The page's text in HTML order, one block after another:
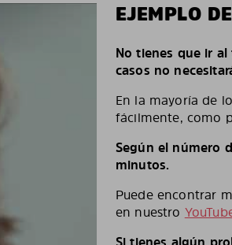
EJEMPLO
No tienes que ir
casos no
En la mayoría de
fácilmente, como
Según el número
minutos.
Puede encontrar
en nuestro